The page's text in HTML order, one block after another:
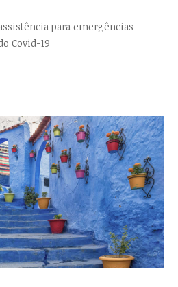
para emergências
Covid-19